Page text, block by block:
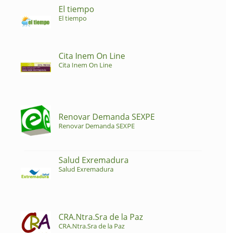
El tiempo
El tiempo
Cita Inem On Line
Cita Inem On Line
Renovar Demanda SEXPE
Renovar Demanda SEXPE
Salud Exremadura
Salud Exremadura
CRA.Ntra.Sra de la Paz
CRA.Ntra.Sra de la Paz